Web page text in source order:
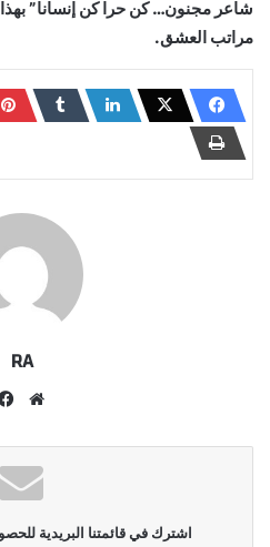
شاعر مجنون… كن حرا كن إنسانا” بهذا
مراتب العشق.
RA
اشترك في قائمتنا البريدية